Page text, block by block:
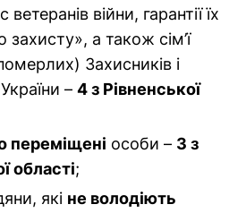
війни, гарантії їх
захисту», а також сім’ї
Захисників і
– 4 з Рівненської
переміщені особи – 3 з
області;
які не володіють